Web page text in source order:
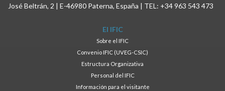
José Beltrán, 2 | E-46980 Paterna, España | TEL: +34 963 543 473
El IFIC
Sobre el IFIC
Convenio IFIC (UVEG-CSIC)
Estructura Organizativa
Personal del IFIC
Información para el visitante